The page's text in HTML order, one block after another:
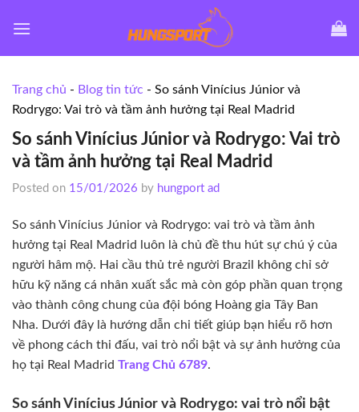
Trang chủ - Blog tin tức - So sánh Vinícius Júnior và
Rodrygo: Vai trò và tầm ảnh hưởng tại Real Madrid
So sánh Vinícius Júnior và Rodrygo: Vai trò
và tầm ảnh hưởng tại Real Madrid
Posted on 15/01/2026 by hungport ad
So sánh Vinícius Júnior và Rodrygo: vai trò và tầm ảnh
hưởng tại Real Madrid luôn là chủ đề thu hút sự chú ý của
người hâm mộ. Hai cầu thủ trẻ người Brazil không chỉ sở
hữu kỹ năng cá nhân xuất sắc mà còn góp phần quan trọng
vào thành công chung của đội bóng Hoàng gia Tây Ban
Nha. Dưới đây là hướng dẫn chi tiết giúp bạn hiểu rõ hơn
về phong cách thi đấu, vai trò nổi bật và sự ảnh hưởng của
họ tại Real Madrid Trang Chủ 6789.
So sánh Vinícius Júnior và Rodrygo: vai trò nổi bật